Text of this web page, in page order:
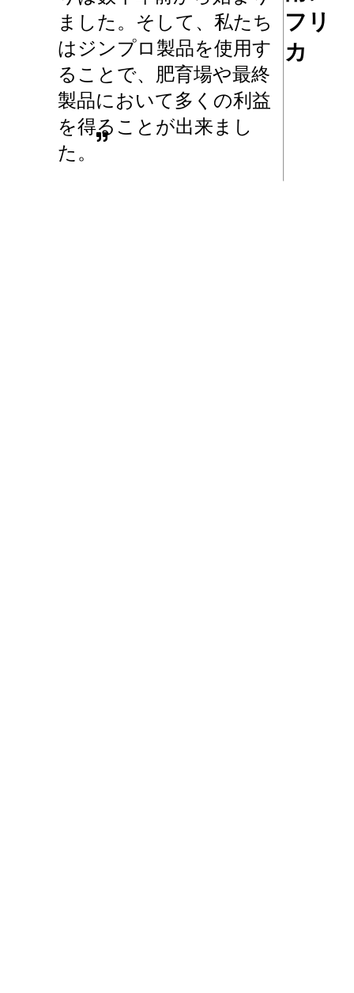
ました。そして、私たち
はジンプロ製品を使用す
ることで、肥育場や最終
製品において多くの利益
を得ることが出来まし
た。
フリ
カ